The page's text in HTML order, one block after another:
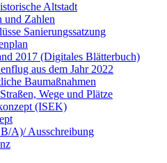
Altstadt
und Zahlen
Sanierungssatzung
2017 (Digitales Blätterbuch)
aus dem Jahr 2022
Baumaßnahmen
Straßen, Wege und Plätze
(ISEK)
A)/ Ausschreibung